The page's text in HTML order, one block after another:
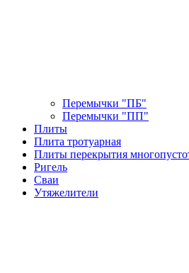
Перемычки "ПБ"
Перемычки "ПП"
Плиты
Плита тротуарная
Плиты перекрытия
Ригель
Сваи
Утяжелители